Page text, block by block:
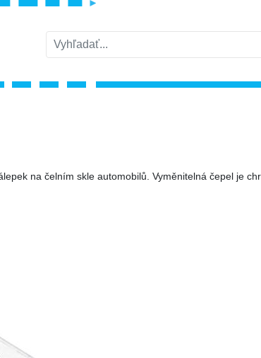
na čelním skle automobilů. Vyměnitelná čepel je